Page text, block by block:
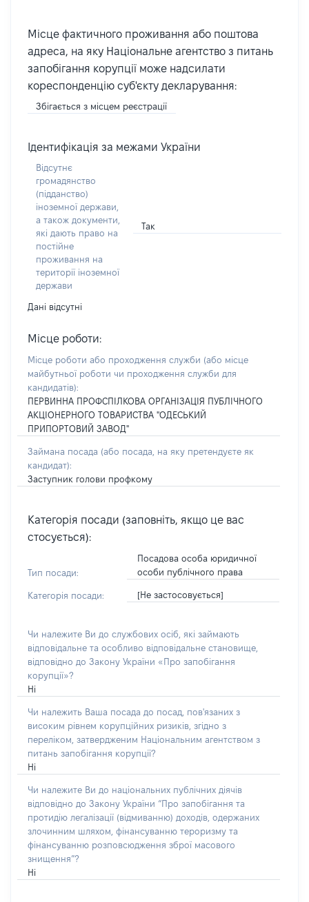
Місце фактичного проживання або поштова
адреса, на яку Національне агентство з питань
запобігання корупції може надсилати
кореспонденцію суб'єкту декларування:
Збігається з місцем реєстрації
Ідентифікація за межами України
Відсутнє
громадянство
(підданство)
іноземної держави,
а також документи,
які дають право на
постійне
проживання на
території іноземної
держави
Так
Дані відсутні
Місце роботи:
Місце роботи або проходження служби (або місце
майбутньої роботи чи проходження служби для
кандидатів):
ПЕРВИННА ПРОФСПІЛКОВА ОРГАНІЗАЦІЯ ПУБЛІЧНОГО
АКЦІОНЕРНОГО ТОВАРИСТВА "ОДЕСЬКИЙ
ПРИПОРТОВИЙ ЗАВОД"
Займана посада (або посада, на яку претендуєте як
кандидат):
Заступник голови профкому
Категорія посади (заповніть, якщо це вас
стосується):
Тип посади:
Посадова особа юридичної
особи публічного права
Категорія посади: [Не застосовується]
Чи належите Ви до службових осіб, які займають
відповідальне та особливо відповідальне становище,
відповідно до Закону України «Про запобігання
корупції»?
Ні
Чи належить Ваша посада до посад, пов'язаних з
високим рівнем корупційних ризиків, згідно з
переліком, затвердженим Національним агентством з
питань запобігання корупції?
Ні
Чи належите Ви до національних публічних діячів
відповідно до Закону України “Про запобігання та
протидію легалізації (відмиванню) доходів, одержаних
злочинним шляхом, фінансуванню тероризму та
фінансуванню розповсюдження зброї масового
знищення”?
Ні